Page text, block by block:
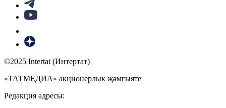
©2025 Intertat (Интертат)
«ТАТМЕДИА» акционерлык җәмгыяте
Редакция адресы: